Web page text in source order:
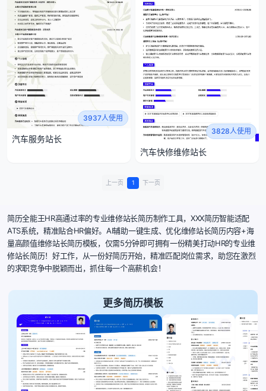
3937人使用
汽车服务站长
3828人使用
汽车快修维修站长
上一页 1 下一页
简历全能王HR高通过率的专业维修站长简历制作工具，XXX简历智能适配
ATS系统，精准贴合HR偏好。AI辅助一键生成、优化维修站长简历内容+海
量高颜值维修站长简历模板，仅需5分钟即可拥有一份精美打动HR的专业维
修站长简历！好工作，从一份好简历开始，精准匹配岗位需求，助您在激烈
的求职竞争中脱颖而出，抓住每一个高薪机会！
更多简历模板